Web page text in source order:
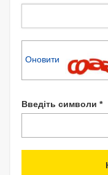
Оновити
Введіть символи *